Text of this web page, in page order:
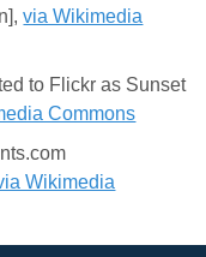
via Wikimedia
to Flickr as Sunset
Commons
Wikimedia